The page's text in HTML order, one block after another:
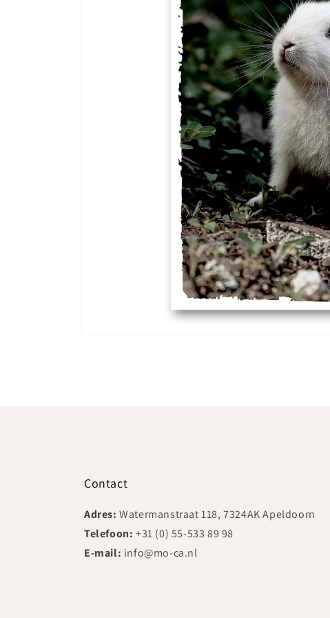
Contact
Adres:Watermanstraat 118, 7324AK Apeldoorn
Telefoon: +31 (0) 55-533 89 98
E-mail: info@mo-ca.nl